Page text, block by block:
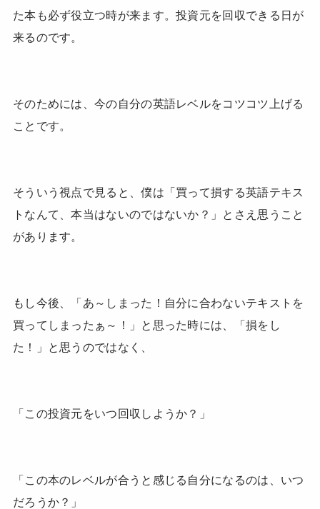
た本も必ず役立つ時が来ます。投資元を回収できる日が
来るのです。
そのためには、今の自分の英語レベルをコツコツ上げる
ことです。
そういう視点で見ると、僕は「買って損する英語テキス
トなんて、本当はないのではないか？」とさえ思うこと
があります。
もし今後、「あ～しまった！自分に合わないテキストを
買ってしまったぁ～！」と思った時には、「損をし
た！」と思うのではなく、
「この投資元をいつ回収しようか？」
「この本のレベルが合うと感じる自分になるのは、いつ
だろうか？」